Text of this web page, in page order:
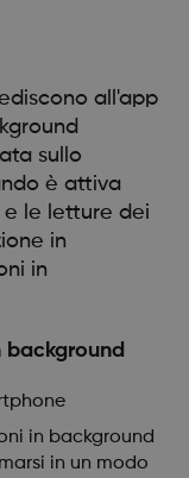
all'app
sullo
è attiva
e le letture dei
in
in
in background
in un modo